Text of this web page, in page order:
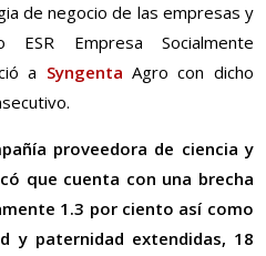
de negocio de las empresas y
Empresa Socialmente
a Syngenta Agro con dicho
proveedora de ciencia y
que cuenta con una brecha
1.3 por ciento así como
y paternidad extendidas, 18